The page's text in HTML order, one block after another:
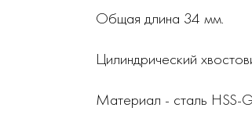
Общая длина 34 мм.
Цилиндрический
Материал - сталь